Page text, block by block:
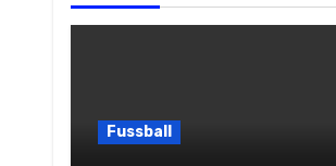
Fussball